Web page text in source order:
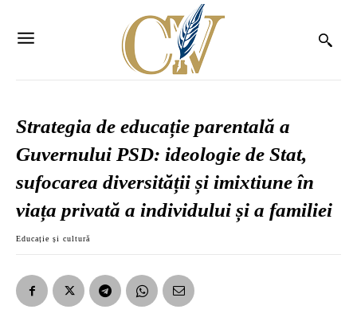
Strategia de educație parentală a
Guvernului PSD: ideologie de Stat,
sufocarea diversității și imixtiune în
viața privată a individului și a familiei
Educație și cultură